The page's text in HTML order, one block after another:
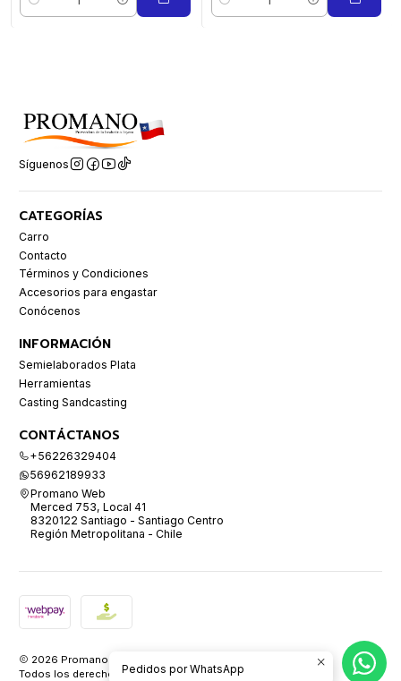
Cantidad Cantidad
Síguenos
CATEGORÍAS
Carro
Contacto
Términos y Condiciones
Accesorios para engastar
Conócenos
INFORMACIÓN
Semielaborados Plata
Herramientas
Casting Sandcasting
CONTÁCTANOS
+56226329404
56962189933
Promano Web
Merced 753, Local 41
8320122 Santiago - Santiago Centro
Región Metropolitana - Chile
2026 Promano.
Todos los derechos reservados. Desarrollado por Jumpseller
Pedidos por WhatsApp